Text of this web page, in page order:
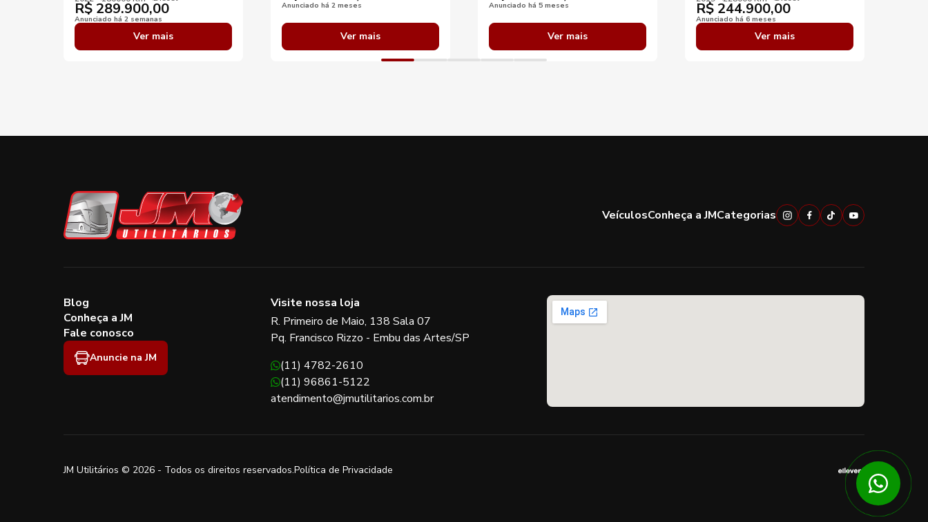
R$ 289.900,00
Anunciado há 2 semanas
Ver mais
Anunciado há 2 meses
Ver mais
Anunciado há 5 meses
Ver mais
R$ 244.900,00
Anunciado há 6 meses
Ver mais
VeículosConheça a JMCategorias
Blog
Conheça a JM
Fale conosco
Anuncie na JM
Visite nossa loja
R. Primeiro de Maio, 138 Sala 07
Pq. Francisco Rizzo - Embu das Artes/SP
(11) 4782-2610
(11) 96861-5122
atendimento@jmutilitarios.com.br
JM Utilitários © 2026 - Todos os direitos reservados.Política de Privacidade